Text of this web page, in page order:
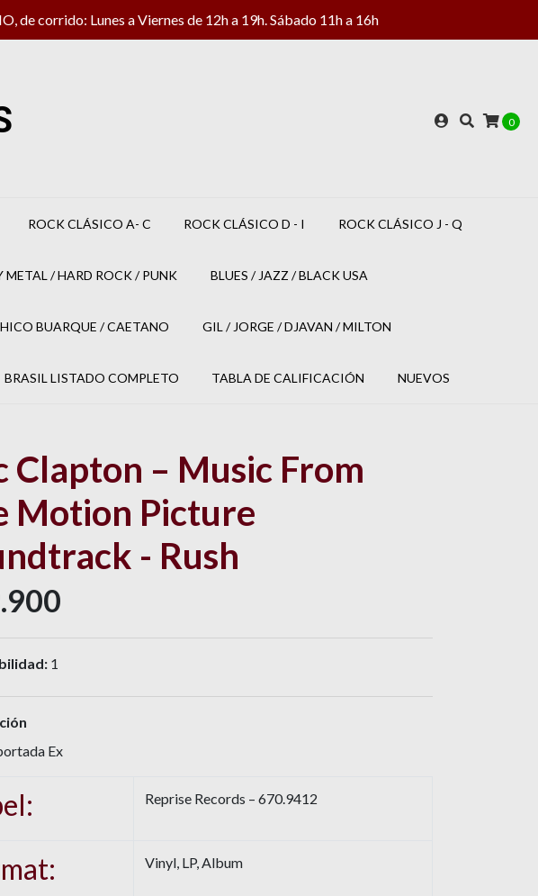
de corrido: Lunes a Viernes de 12h a 19h. Sábado 11h a 16h
0
ROCK CLÁSICO A- C ROCK CLÁSICO D - I ROCK CLÁSICO J - Q
METAL / HARD ROCK / PUNK BLUES / JAZZ / BLACK USA
BUARQUE / CAETANO GIL / JORGE / DJAVAN / MILTON
BRASIL LISTADO COMPLETO TABLA DE CALIFICACIÓN NUEVOS
Clapton – Music From
Motion Picture
- Rush
1
Ex
Reprise Records – 670.9412
Vinyl, LP, Album